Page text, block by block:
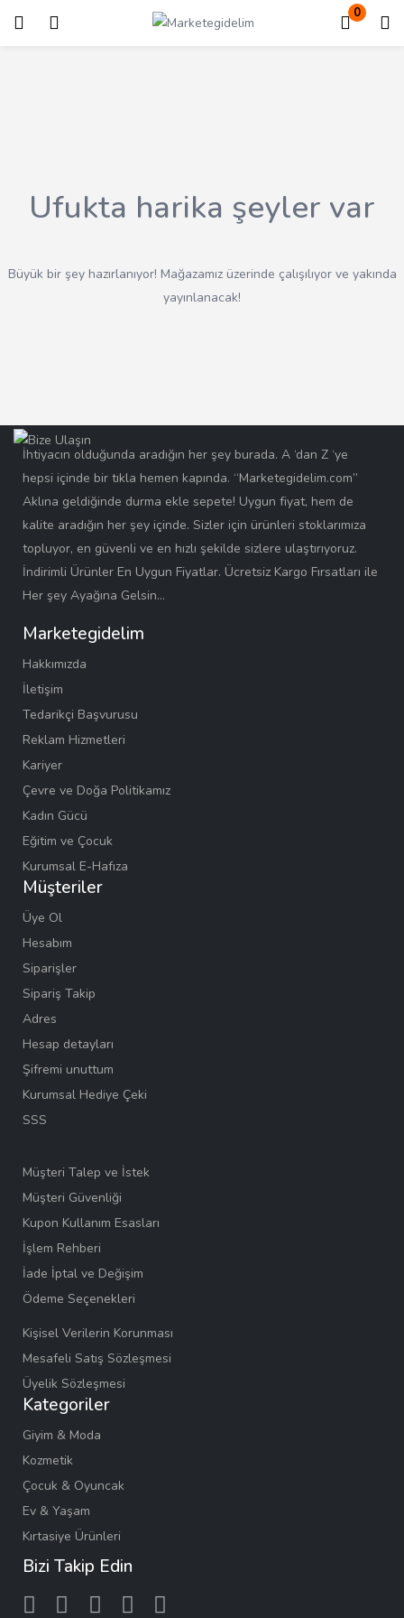
0
Giriş Kayıt ol
Ufukta harika şeyler var
Büyük bir şey hazırlanıyor! Mağazamız üzerinde çalışılıyor ve yakında
yayınlanacak!
İhtiyacın olduğunda aradığın her şey burada. A ‘dan Z ‘ye
hepsi içinde bir tıkla hemen kapında. “Marketegidelim.com”
Aklına geldiğinde durma ekle sepete! Uygun fiyat, hem de
kalite aradığın her şey içinde. Sizler için ürünleri stoklarımıza
topluyor, en güvenli ve en hızlı şekilde sizlere ulaştırıyoruz.
İndirimli Ürünler En Uygun Fiyatlar. Ücretsiz Kargo Fırsatları ile
Her şey Ayağına Gelsin…
Marketegidelim
Hakkımızda
İletişim
Tedarikçi Başvurusu
Reklam Hizmetleri
Kariyer
Çevre ve Doğa Politikamız
Kadın Gücü
Eğitim ve Çocuk
Kurumsal E-Hafıza
Müşteriler
Üye Ol
Hesabım
Siparişler
Sipariş Takip
Adres
Hesap detayları
Şifremi unuttum
Kurumsal Hediye Çeki
SSS
Müşteri Talep ve İstek
Müşteri Güvenliği
Kupon Kullanım Esasları
İşlem Rehberi
İade İptal ve Değişim
Ödeme Seçenekleri
Kişisel Verilerin Korunması
Mesafeli Satış Sözleşmesi
Üyelik Sözleşmesi
Kategoriler
Giyim & Moda
Kozmetik
Çocuk & Oyuncak
Ev & Yaşam
Kırtasiye Ürünleri
Bizi Takip Edin